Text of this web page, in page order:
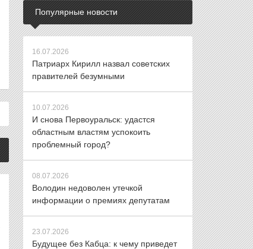
Популярные новости
16.07.2026
Патриарх Кирилл назвал советских
правителей безумными
10.07.2026
И снова Первоуральск: удастся
областным властям успокоить
проблемный город?
08.07.2026
Володин недоволен утечкой
информации о премиях депутатам
23.07.2026
Будущее без Кабца: к чему приведет